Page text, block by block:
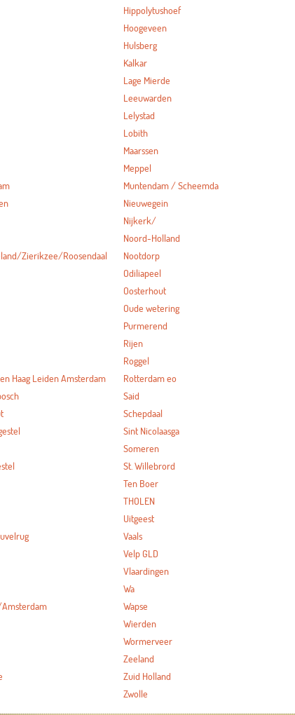
Hippolytushoef
Hoogeveen
Hulsberg
Kalkar
Lage Mierde
Leeuwarden
Lelystad
Lobith
Maarssen
Meppel
Muntendam / Scheemda
Nieuwegein
Nijkerk/
Zierikzee/Roosendaal
Noord-Holland
Nootdorp
Odiliapeel
Oosterhout
Oude wetering
Purmerend
Rijen
Roggel
Haag Leiden Amsterdam Rotterdam eo
Said
Schepdaal
Sint Nicolaasga
Someren
St. Willebrord
Ten Boer
THOLEN
Uitgeest
Vaals
Velp GLD
Vlaardingen
Wa
Wapse
Wierden
Wormerveer
Zeeland
Zuid Holland
Zwolle